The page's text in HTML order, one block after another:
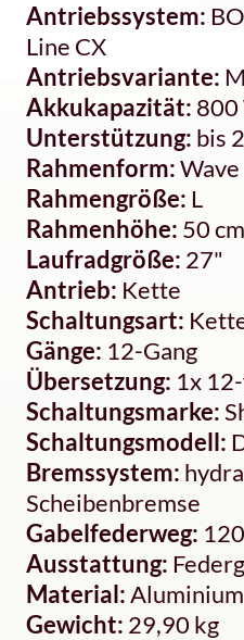
Antriebssystem:
Line CX
Antriebsvariante:
Akkukapazität: 800
Unterstützung: bis
Rahmenform:Wave
Rahmengröße: L
Rahmenhöhe: 50 cm
Laufradgröße: 27"
Antrieb: Kette
Schaltungsart:
Gänge: 12-Gang
Übersetzung: 1x
Schaltungsmarke:
Schaltungsmodell:
Bremssystem:
Scheibenbremse
Gabelfederweg:
Ausstattung:
Material:Aluminium
Gewicht: 29,90 kg